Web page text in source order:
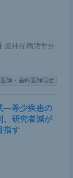
脳神経病態学分
医師・歯科医師限定
―希少疾患の
、研究者減が
指す